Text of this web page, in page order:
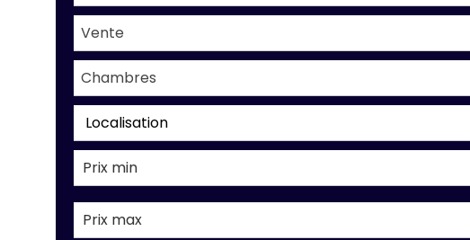
Vente
Chambres
Localisation